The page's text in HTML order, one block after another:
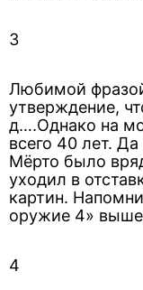
3
Любимой
утверждение,
д….Однако на
всего 40 лет.
Мёрто было
уходил в
картин.
оружие 4»
4